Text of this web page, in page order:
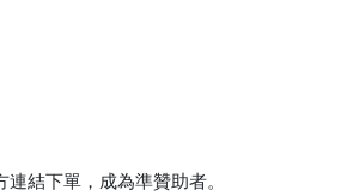
結下單，成為準贊助者。